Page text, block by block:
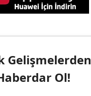
Gelişmelerden
Ol!